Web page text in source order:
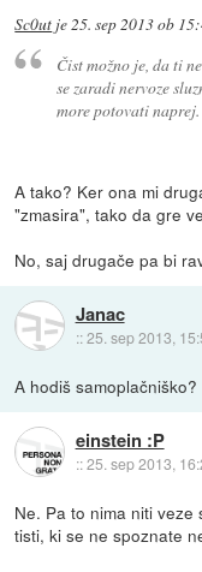
Sc0ut je25. sep 2013 ob
Čist možno je, da ti
se zaradi nervoze
more potovati naprej.
A tako? Ker ona mi
"zmasira", tako da gre
No, saj drugače pa bi
Janac
::25. sep 2013,
A hodiš samoplačniško?
einstein :P
::25. sep 2013,
Ne. Pa to nima niti
tisti, ki se ne spoznate